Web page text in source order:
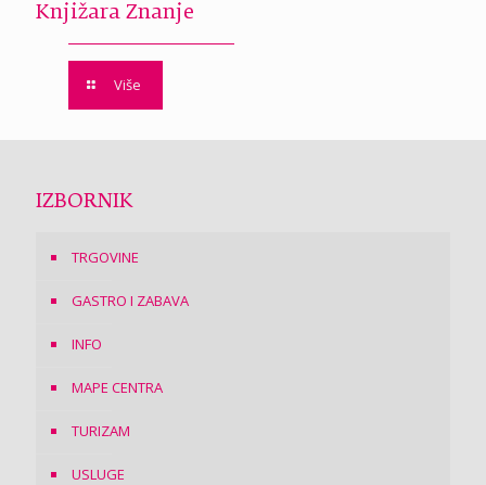
Knjižara Znanje
Više
IZBORNIK
TRGOVINE
GASTRO I ZABAVA
INFO
MAPE CENTRA
TURIZAM
USLUGE